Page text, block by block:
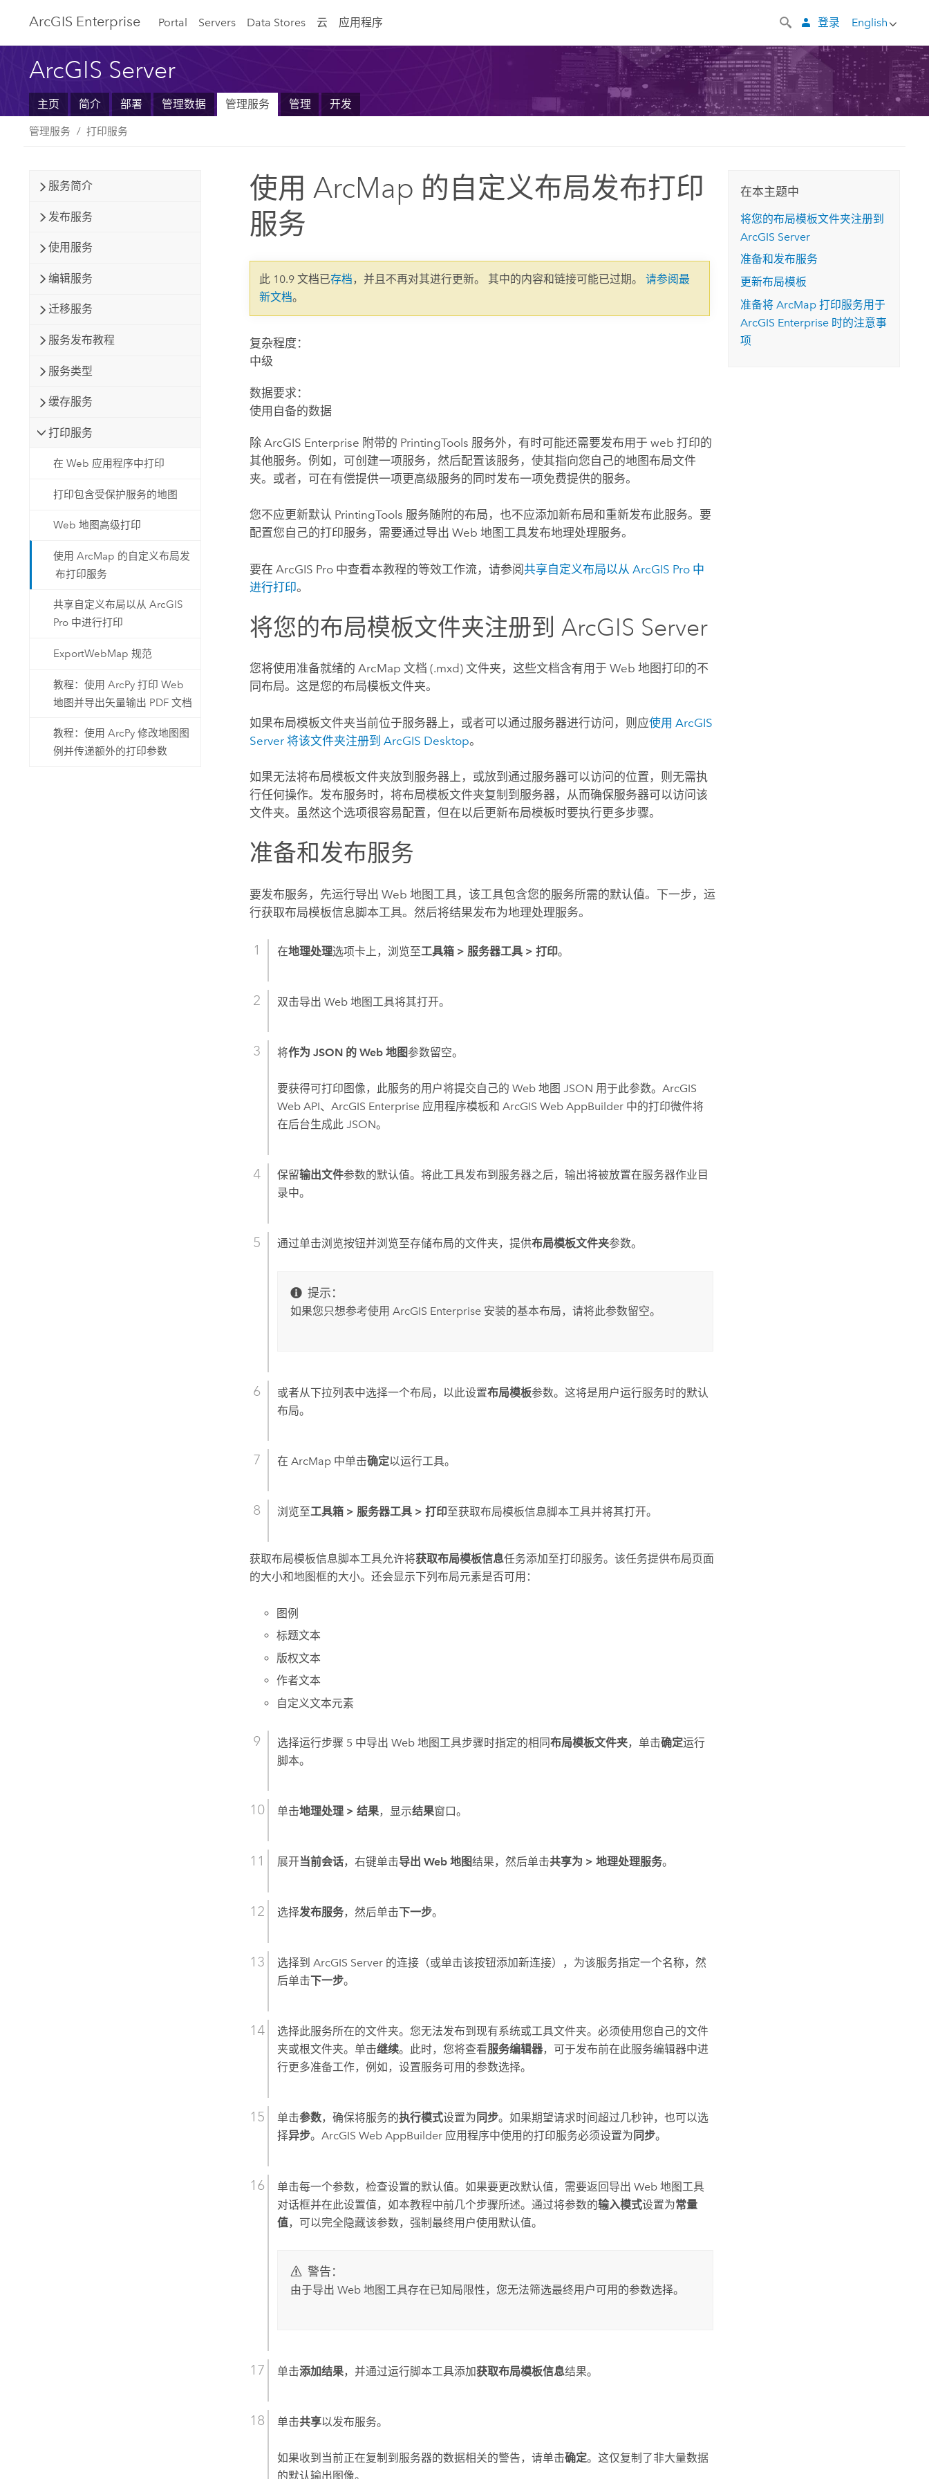
ArcGIS Enterprise Portal Servers Data Stores 云 应用程序 English
登录
ArcGIS Server
主页 简介 部署 管理数据 管理服务 管理 开发
管理服务 打印服务
服务简介
发布服务
使用服务
编辑服务
迁移服务
服务发布教程
服务类型
缓存服务
打印服务
在 Web 应用程序中打印
打印包含受保护服务的地图
Web 地图高级打印
使用 ArcMap 的自定义布局发
布打印服务
共享自定义布局以从 ArcGIS
Pro 中进行打印
ExportWebMap 规范
教程：使用 ArcPy 打印 Web
地图并导出矢量输出 PDF 文档
教程：使用 ArcPy 修改地图图
例并传递额外的打印参数
使用 ArcMap 的自定义布局发布打印
服务
此 10.9 文档已存档，并且不再对其进行更新。 其中的内容和链接可能已过期。请参阅最
新文档。
复杂程度：
中级
数据要求：
使用自备的数据
除ArcGIS Enterprise 附带的 PrintingTools 服务外，有时可能还需要发布用于 web 打印的
其他服务。例如，可创建一项服务，然后配置该服务，使其指向您自己的地图布局文件
夹。或者，可在有偿提供一项更高级服务的同时发布一项免费提供的服务。
您不应更新默认 PrintingTools 服务随附的布局，也不应添加新布局和重新发布此服务。要
配置您自己的打印服务，需要通过导出 Web 地图 工具发布地理处理服务。
要在ArcGIS Pro 中查看本教程的等效工作流，请参阅共享自定义布局以从ArcGIS Pro 中
进行打印。
将您的布局模板文件夹注册到 ArcGIS Server
您将使用准备就绪的ArcMap 文档 (.mxd) 文件夹，这些文档含有用于 Web 地图打印的不
同布局。这是您的布局模板文件夹。
如果布局模板文件夹当前位于服务器上，或者可以通过服务器进行访问，则应使用ArcGIS
Server 将该文件夹注册到ArcGIS Desktop。
如果无法将布局模板文件夹放到服务器上，或放到通过服务器可以访问的位置，则无需执
行任何操作。发布服务时，将布局模板文件夹复制到服务器，从而确保服务器可以访问该
文件夹。虽然这个选项很容易配置，但在以后更新布局模板时要执行更多步骤。
准备和发布服务
要发布服务，先运行导出 Web 地图工具，该工具包含您的服务所需的默认值。下一步，运
行获取布局模板信息脚本工具。然后将结果发布为地理处理服务。
在地理处理选项卡上，浏览至工具箱 > 服务器工具 > 打印。
双击导出 Web 地图工具将其打开。
将作为 JSON 的 Web 地图参数留空。
要获得可打印图像，此服务的用户将提交自己的 Web 地图 JSON 用于此参数。ArcGIS
Web API、ArcGIS Enterprise 应用程序模板和ArcGIS Web AppBuilder 中的打印微件将
在后台生成此 JSON。
保留输出文件参数的默认值。将此工具发布到服务器之后，输出将被放置在服务器作业目
录中。
通过单击浏览按钮并浏览至存储布局的文件夹，提供布局模板文件夹参数。
提示：
如果您只想参考使用 ArcGIS Enterprise安装的基本布局，请将此参数留空。
或者从下拉列表中选择一个布局，以此设置布局模板参数。这将是用户运行服务时的默认
布局。
在ArcMap 中单击确定以运行工具。
浏览至工具箱 > 服务器工具 > 打印至获取布局模板信息脚本工具并将其打开。
获取布局模板信息脚本工具允许将获取布局模板信息任务添加至打印服务。该任务提供布局页面
的大小和地图框的大小。还会显示下列布局元素是否可用：
图例
标题文本
版权文本
作者文本
自定义文本元素
选择运行步骤 5 中导出 Web 地图工具步骤时指定的相同布局模板文件夹，单击确定运行
脚本。
单击地理处理 > 结果，显示结果窗口。
展开当前会话，右键单击导出 Web 地图结果，然后单击共享为 > 地理处理服务。
选择发布服务，然后单击下一步。
选择到 ArcGIS Server 的连接（或单击该按钮添加新连接），为该服务指定一个名称，然
后单击下一步。
选择此服务所在的文件夹。您无法发布到现有系统或工具文件夹。必须使用您自己的文件
夹或根文件夹。单击继续。此时，您将查看服务编辑器，可于发布前在此服务编辑器中进
行更多准备工作，例如，设置服务可用的参数选择。
单击参数，确保将服务的执行模式设置为 同步。如果期望请求时间超过几秒钟，也可以选
择异步。ArcGIS Web AppBuilder 应用程序中使用的打印服务必须设置为 同步。
单击每一个参数，检查设置的默认值。如果要更改默认值，需要返回导出 Web 地图工具
对话框并在此设置值，如本教程中前几个步骤所述。通过将参数的输入模式设置为常量
值，可以完全隐藏该参数，强制最终用户使用默认值。
警告：
由于导出 Web 地图工具存在已知局限性，您无法筛选最终用户可用的参数选择。
单击添加结果，并通过运行脚本工具添加获取布局模板信息结果。
单击共享以发布服务。
如果收到当前正在复制到服务器的数据相关的警告，请单击确定。这仅复制了非大量数据
的默认输出图像。
在本主题中
将您的布局模板文件夹注册到
ArcGIS Server
准备和发布服务
更新布局模板
准备将ArcMap 打印服务用于
ArcGIS Enterprise 时的注意事
项